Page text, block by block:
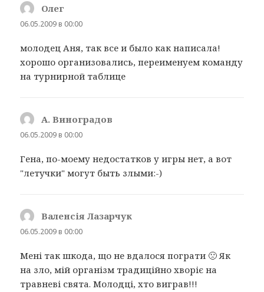
Олег
06.05.2009 в 00:00
молодец Аня, так все и было как написала!
хорошо организовались, переименуем команду
на турнирной таблице
А. Виноградов
06.05.2009 в 00:00
Гена, по-моему недостатков у игры нет, а вот
"летучки" могут быть злыми:-)
Валенсія Лазарчук
06.05.2009 в 00:00
Мені так шкода, що не вдалося пограти 🙁 Як
на зло, мій організм традиційно хворіє на
травневі свята. Молодці, хто виграв!!!